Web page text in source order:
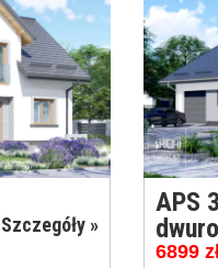
Szczegóły »
APS
6899